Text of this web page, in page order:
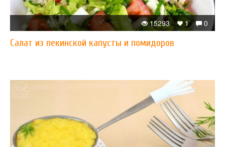
0
1
15293
Салат из пекинской капусты и помидоров